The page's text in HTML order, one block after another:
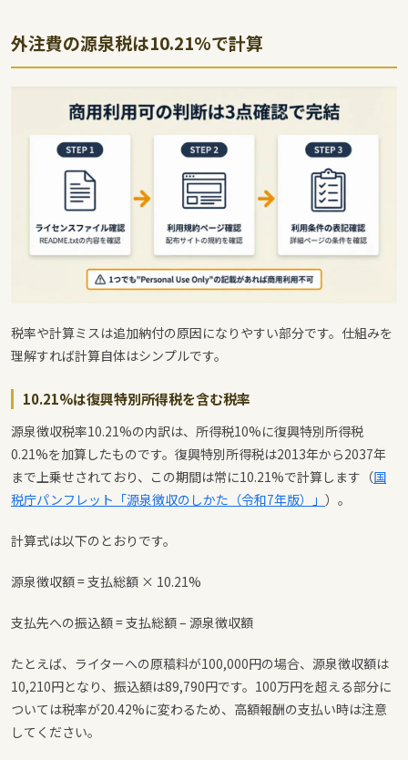
外注費の源泉税は10.21%で計算
税率や計算ミスは追加納付の原因になりやすい部分です。仕組みを
理解すれば計算自体はシンプルです。
10.21%は復興特別所得税を含む税率
源泉徴収税率10.21%の内訳は、所得税10%に復興特別所得税
0.21%を加算したものです。復興特別所得税は2013年から2037年
まで上乗せされており、この期間は常に10.21%で計算します（国
税庁パンフレット「源泉徴収のしかた（令和7年版）」 ）。
計算式は以下のとおりです。
源泉徴収額 = 支払総額 × 10.21%
支払先への振込額 = 支払総額 – 源泉徴収額
たとえば、ライターへの原稿料が100,000円の場合、源泉徴収額は
10,210円となり、振込額は89,790円です。100万円を超える部分に
ついては税率が20.42%に変わるため、高額報酬の支払い時は注意
してください。